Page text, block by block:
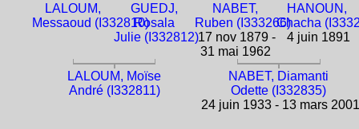
LALOUM,
Messaoud (I332810)
GUEDJ,
Rosala
Julie (I332812)
NABET,
Ruben (I333266)
17 nov 1879 -
31 mai 1962
HANOUN,
Chacha
4 juin 1891
LALOUM, Moïse
André (I332811)
NABET, Diamanti
Odette (I332835)
24 juin 1933 - 13 mars 2001